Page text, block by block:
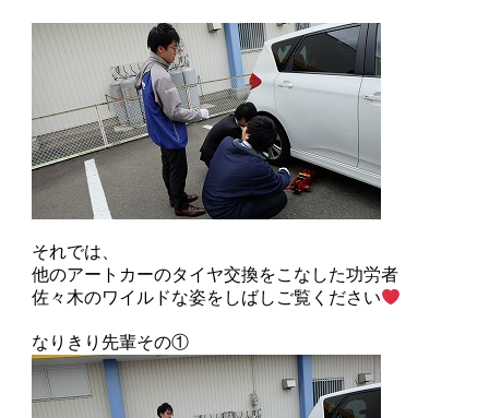
それでは、
他のアートカーのタイヤ交換をこなした功労者
佐々木のワイルドな姿をしばしご覧ください
なりきり先輩その①